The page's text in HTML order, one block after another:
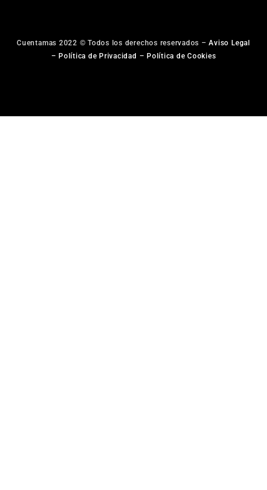
Cuentamas 2022 © Todos los derechos reservados –Aviso Legal
– Política de Privacidad – Política de Cookies